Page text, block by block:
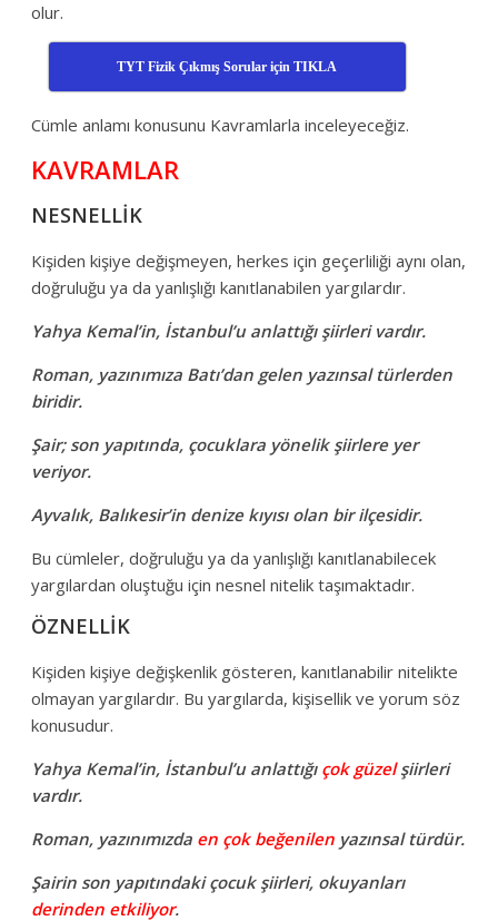
olur.
TYT Fizik Çıkmış Sorular için TIKLA
Cümle anlamı konusunu Kavramlarla inceleyeceğiz.
KAVRAMLAR
NESNELLİK
Kişiden kişiye değişmeyen, herkes için geçerliliği aynı olan,
doğruluğu ya da yanlışlığı kanıtlanabilen yargılardır.
Yahya Kemal’in, İstanbul’u anlattığı şiirleri vardır.
Roman, yazınımıza Batı’dan gelen yazınsal türlerden
biridir.
Şair; son yapıtında, çocuklara yönelik şiirlere yer
veriyor.
Ayvalık, Balıkesir’in denize kıyısı olan bir ilçesidir.
Bu cümleler, doğruluğu ya da yanlışlığı kanıtlanabilecek
yargılardan oluştuğu için nesnel nitelik taşımaktadır.
ÖZNELLİK
Kişiden kişiye değişkenlik gösteren, kanıtlanabilir nitelikte
olmayan yargılardır. Bu yargılarda, kişisellik ve yorum söz
konusudur.
Yahya Kemal’in, İstanbul’u anlattığı çok güzelşiirleri
vardır.
Roman, yazınımızda en çok beğenilen yazınsal türdür.
Şairin son yapıtındaki çocuk şiirleri, okuyanları
derinden etkiliyor.